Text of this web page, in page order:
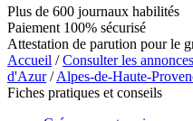
Plus de 600 journaux habilités
Paiement 100% sécurisé
Attestation de parution pour le
Accueil /Consulter les
d'Azur/Alpes-de-Haute-
Fiches pratiques et conseils